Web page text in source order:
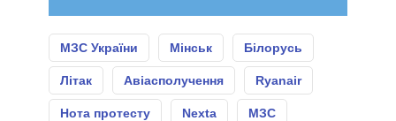
МЗС України Мінськ Білорусь
Літак Авіасполучення Ryanair
Нота протесту Nexta МЗС